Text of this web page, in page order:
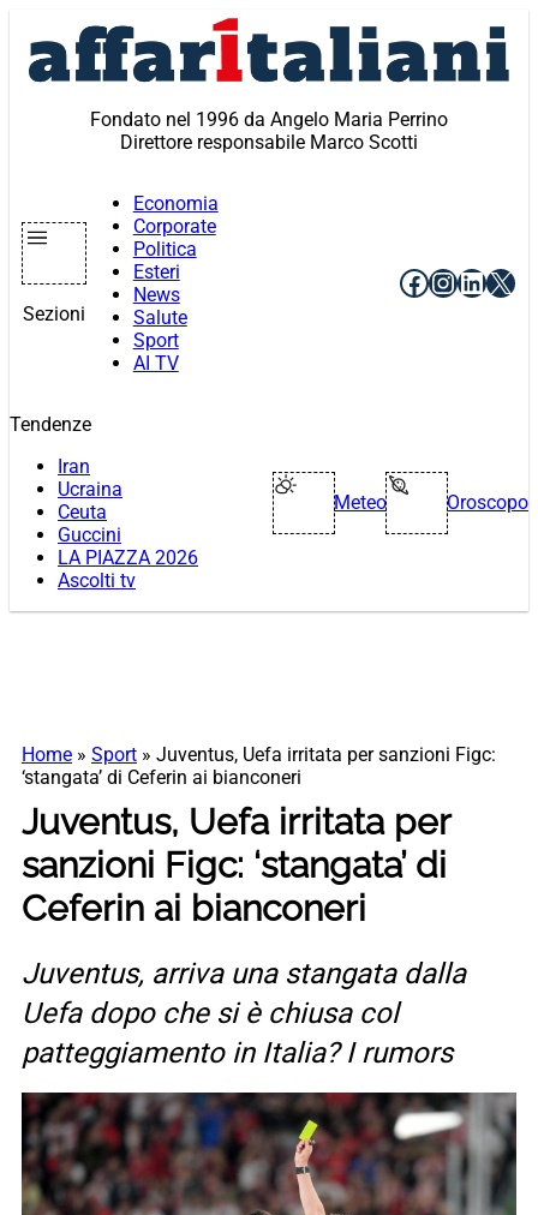
contenuto
Fondato nel 1996 da Angelo Maria Perrino
Direttore responsabile Marco Scotti
Sezioni
Economia
Corporate
Politica
Esteri
News
Salute
Sport
AI TV
Facebook
X
Tendenze
Iran
Ucraina
Ceuta
Guccini
LA PIAZZA 2026
Ascolti tv
Meteo Oroscopo
Home » Sport » Juventus, Uefa irritata per sanzioni Figc:
‘stangata’ di Ceferin ai bianconeri
Juventus, Uefa irritata per
sanzioni Figc: ‘stangata’ di
Ceferin ai bianconeri
Juventus, arriva una stangata dalla
Uefa dopo che si è chiusa col
patteggiamento in Italia? I rumors